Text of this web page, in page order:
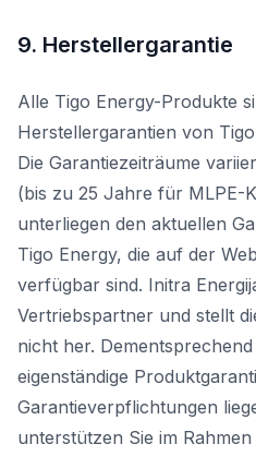
9. Herstellergarantie
Alle Tigo Energy-Produkte
Herstellergarantien von
Die Garantiezeiträume
(bis zu 25 Jahre für MLPE-
unterliegen den aktuellen
Tigo Energy, die auf der
verfügbar sind. Initra
Vertriebspartner und stellt
nicht her.
eigenständige
Garantieverpflichtungen
unterstützen Sie im